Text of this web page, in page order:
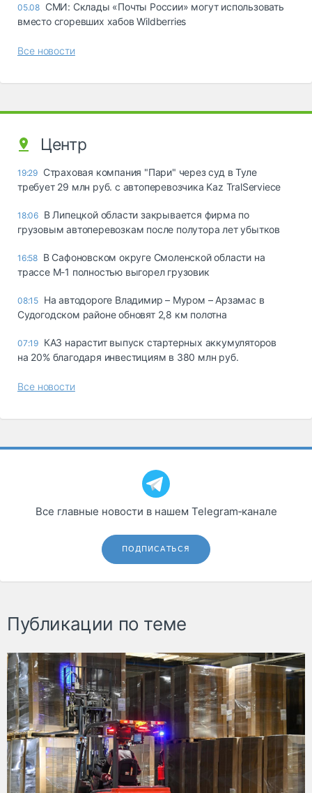
05.08 СМИ: Склады «Почты России» могут использовать
вместо сгоревших хабов Wildberries
Все новости
Центр
19:29 Страховая компания "Пари" через суд в Туле
требует 29 млн руб. с автоперевозчика Kaz TralServiece
18:06 В Липецкой области закрывается фирма по
грузовым автоперевозкам после полутора лет убытков
16:58 В Сафоновском округе Смоленской области на
трассе М-1 полностью выгорел грузовик
08:15 На автодороге Владимир – Муром – Арзамас в
Судогодском районе обновят 2,8 км полотна
07:19 КАЗ нарастит выпуск стартерных аккумуляторов
на 20% благодаря инвестициям в 380 млн руб.
Все новости
Все главные новости в нашем Telegram‑канале
ПОДПИСАТЬСЯ
Публикации по теме